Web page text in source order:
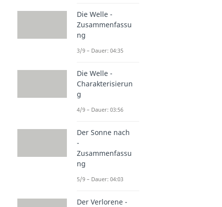
Die Welle -
Zusammenfassu
ng
3/9 – Dauer: 04:35
Die Welle -
Charakterisierun
g
4/9 – Dauer: 03:56
Der Sonne nach
-
Zusammenfassu
ng
5/9 – Dauer: 04:03
Der Verlorene -